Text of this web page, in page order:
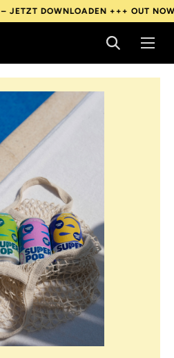
DOWNLOADEN +++OUT NOW:
DOWNLOADEN +++